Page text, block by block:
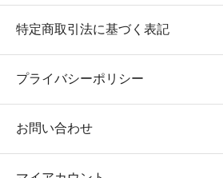
特定商取引法に基づく表記
プライバシーポリシー
お問い合わせ